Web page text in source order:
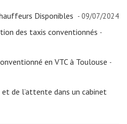
Disponibles - 09/07/2024
des taxis conventionnés -
en VTC à Toulouse -
et de l’attente dans un cabinet